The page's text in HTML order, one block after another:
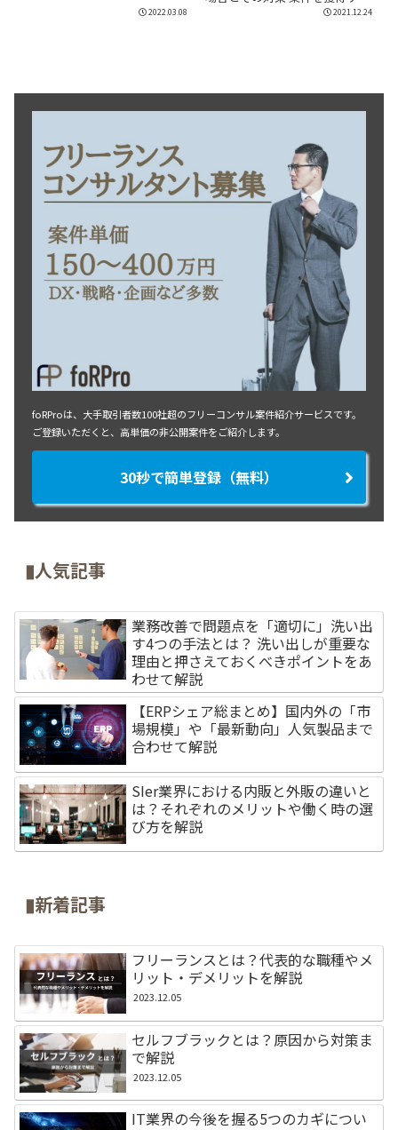
2022.03.08 2021.12.24
foRProは、大手取引者数100社超のフリーコンサル案件紹介サービスです。
ご登録いただくと、高単価の非公開案件をご紹介します。
30秒で簡単登録（無料）
▮人気記事
業務改善で問題点を「適切に」洗い出
す4つの手法とは？ 洗い出しが重要な
理由と押さえておくべきポイントをあ
わせて解説
【ERPシェア総まとめ】国内外の「市
場規模」や「最新動向」人気製品まで
合わせて解説
SIer業界における内販と外販の違いと
は？それぞれのメリットや働く時の選
び方を解説
▮新着記事
フリーランスとは？代表的な職種やメ
リット・デメリットを解説
2023.12.05
セルフブラックとは？原因から対策ま
で解説
2023.12.05
IT業界の今後を握る5つのカギについ